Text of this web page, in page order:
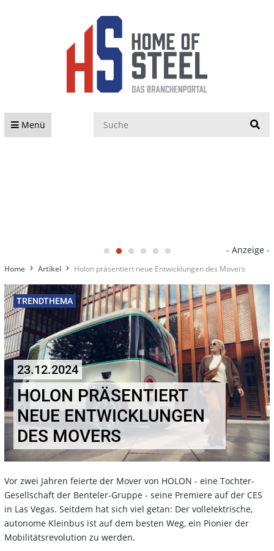
Menü
- Anzeige -
Home Artikel Holon präsentiert neue Entwicklungen des Movers
TRENDTHEMA
23.12.2024
HOLON PRÄSENTIERT
NEUE ENTWICKLUNGEN
DES MOVERS
Vor zwei Jahren feierte der Mover von HOLON - eine Tochter-
Gesellschaft der Benteler-Gruppe - seine Premiere auf der CES
in Las Vegas. Seitdem hat sich viel getan: Der vollelektrische,
autonome Kleinbus ist auf dem besten Weg, ein Pionier der
Mobilitätsrevolution zu werden.